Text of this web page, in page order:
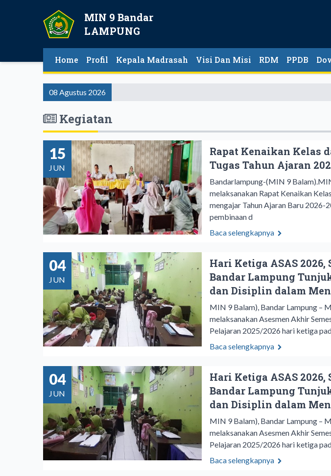
MIN 9 Bandar
LAMPUNG
Home Profil Kepala Madrasah Visi Dan Misi RDM PPDB
08 Agustus 2026
Kegiatan
15
JUN
Rapat Kenaikan Kelas
Tugas Tahun Ajaran
Bandarlampung-(MIN 9
melaksanakan Rapat Kenaikan
mengajar Tahun Ajaran Baru 2026-
pembinaan d
Baca selengkapnya
04
JUN
Hari Ketiga ASAS 2026,
Bandar Lampung
dan Disiplin dalam
MIN 9 Balam), Bandar Lampung –
melaksanakan Asesmen Akhir
Pelajaran 2025/2026 hari ketiga
Baca selengkapnya
04
JUN
Hari Ketiga ASAS 2026,
Bandar Lampung
dan Disiplin dalam
MIN 9 Balam), Bandar Lampung –
melaksanakan Asesmen Akhir
Pelajaran 2025/2026 hari ketiga
Baca selengkapnya